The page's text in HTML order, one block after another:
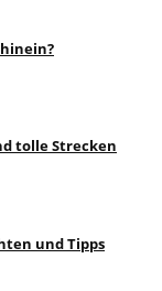
tolle Strecken
und Tipps